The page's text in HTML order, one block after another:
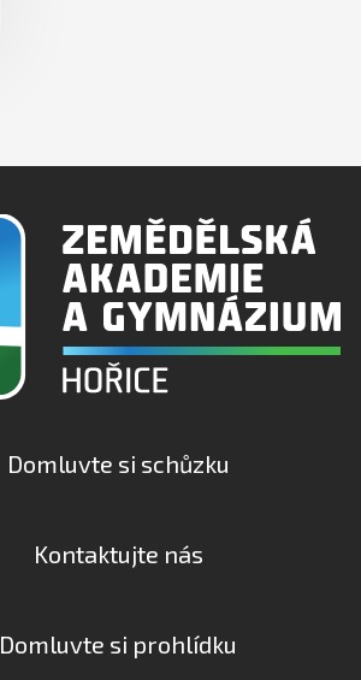
Domluvte si schůzku
Kontaktujte nás
Domluvte si prohlídku